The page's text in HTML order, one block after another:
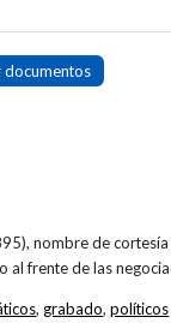
documentos
nombre de
al frente de las
, grabado,políticos